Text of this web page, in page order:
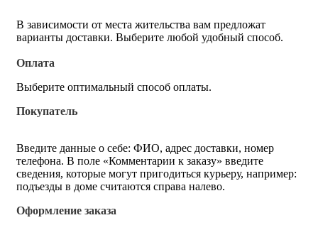
В зависимости от места жительства вам предложат
варианты доставки. Выберите любой удобный способ.
Оплата
Выберите оптимальный способ оплаты.
Покупатель
Введите данные о себе: ФИО, адрес доставки, номер
телефона. В поле «Комментарии к заказу» введите
сведения, которые могут пригодиться курьеру, например:
подъезды в доме считаются справа налево.
Оформление заказа